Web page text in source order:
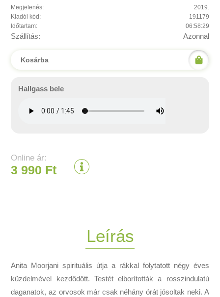
Megjelenés:
2019.
Kiadói kód:
191179
Időtartam:
06:58:29
Szállítás: Azonnal
Kosárba
Hallgass bele
Online ár:
3 990 Ft
Leírás
Anita Moorjani spirituális útja a rákkal folytatott négy éves
küzdelmével kezdődött. Testét elborították a rosszindulatú
daganatok, az orvosok már csak néhány órát jósoltak neki. A